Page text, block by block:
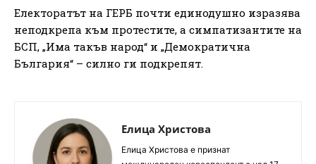
Електоратът на ГЕРБ почти единодушно изразява
неподкрепа към протестите, а симпатизантите на
БСП, „Има такъв народ“ и „Демократична
България“ – силно ги подкрепят.
Елица Христова
Елица Христова е признат